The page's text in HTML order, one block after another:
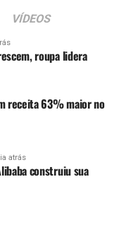
VÍDEOS
roupa lidera
receita 63% maior no
atrás
construiu sua